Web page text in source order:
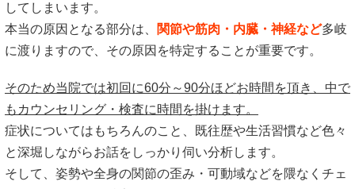
してしまいます。
本当の原因となる部分は、
関節や筋肉・内臓・神経など多岐
に渡りますので、その原因を特定することが重要です。
そのため当院では初回に60分～90分ほどお時間を頂き、中で
もカウンセリング・検査に時間を掛けます。
症状についてはもちろんのこと、既往歴や生活習慣など色々
と深堀しながらお話をしっかり伺い分析します。
そして、姿勢や全身の関節の歪み・可動域などを隈なくチェ